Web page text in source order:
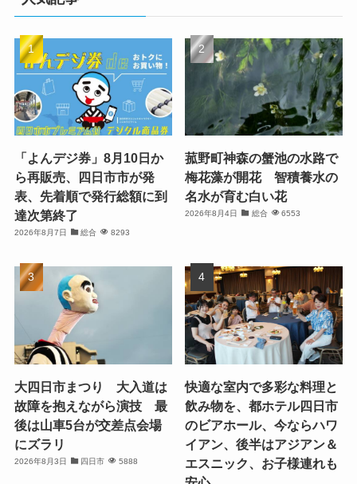
「よんデジ券」8月10日か
ら再販売、四日市市が発
表、先着順で発行総額に到
達次第終了
2026年8月7日 総合 8293
菰野町神森の蟹池の水路で
梅花藻が開花 智積養水の
名水が育む白い花
2026年8月4日 総合 6553
大四日市まつり 大入道は
故障を抱えながら演技 最
後は山車5台が交差点会場
にズラリ
2026年8月3日 四日市 5888
快適な室内で多彩な料理と
飲み物を、都ホテル四日市
のビアホール、今ならハワ
イアン、後半はアジアン＆
エスニック、お子様連れも